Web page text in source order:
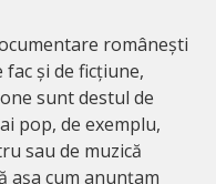
românești
și de ficțiune,
sunt destul de
pop, de exemplu,
sau de muzică
așa cum anunțam